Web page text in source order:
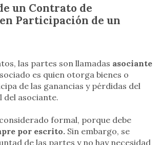
un Contrato de
Participación de un
las partes son llamadas asociante
es quien otorga bienes o
de las ganancias y pérdidas del
del asociante.
formal, porque debe
por escrito. Sin embargo, se
de las partes y no hay necesidad